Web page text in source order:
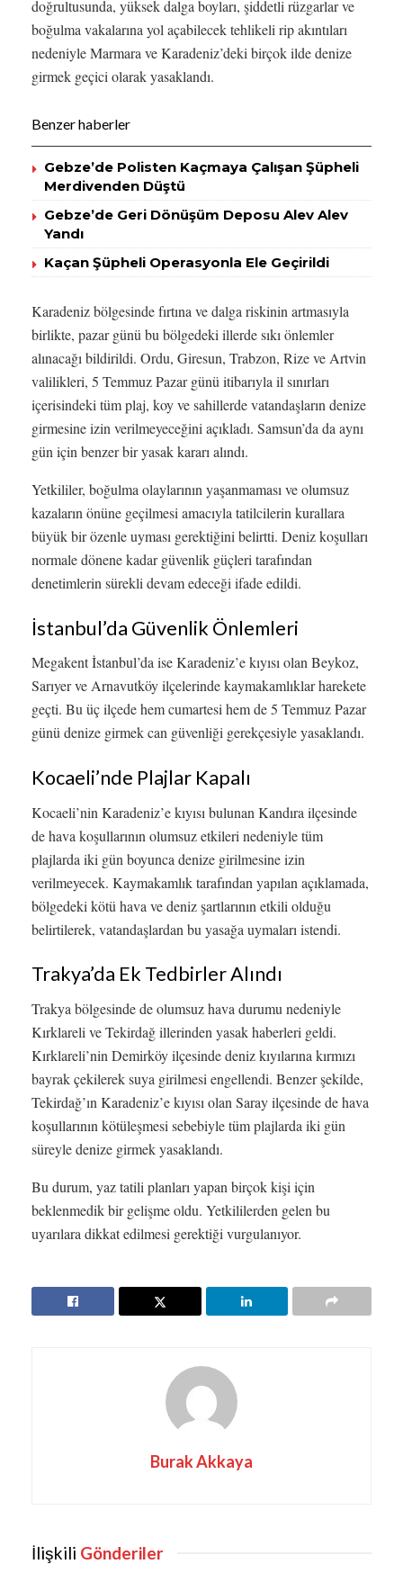
doğrultusunda, yüksek dalga boyları, şiddetli rüzgarlar ve
boğulma vakalarına yol açabilecek tehlikeli rip akıntıları
nedeniyle Marmara ve Karadeniz’deki birçok ilde denize
girmek geçici olarak yasaklandı.
Benzer haberler
Gebze’de Polisten Kaçmaya Çalışan Şüpheli
Merdivenden Düştü
Gebze’de Geri Dönüşüm Deposu Alev Alev
Yandı
Kaçan Şüpheli Operasyonla Ele Geçirildi
Karadeniz bölgesinde fırtına ve dalga riskinin artmasıyla
birlikte, pazar günü bu bölgedeki illerde sıkı önlemler
alınacağı bildirildi. Ordu, Giresun, Trabzon, Rize ve Artvin
valilikleri, 5 Temmuz Pazar günü itibarıyla il sınırları
içerisindeki tüm plaj, koy ve sahillerde vatandaşların denize
girmesine izin verilmeyeceğini açıkladı. Samsun’da da aynı
gün için benzer bir yasak kararı alındı.
Yetkililer, boğulma olaylarının yaşanmaması ve olumsuz
kazaların önüne geçilmesi amacıyla tatilcilerin kurallara
büyük bir özenle uyması gerektiğini belirtti. Deniz koşulları
normale dönene kadar güvenlik güçleri tarafından
denetimlerin sürekli devam edeceği ifade edildi.
İstanbul’da Güvenlik Önlemleri
Megakent İstanbul’da ise Karadeniz’e kıyısı olan Beykoz,
Sarıyer ve Arnavutköy ilçelerinde kaymakamlıklar harekete
geçti. Bu üç ilçede hem cumartesi hem de 5 Temmuz Pazar
günü denize girmek can güvenliği gerekçesiyle yasaklandı.
Kocaeli’nde Plajlar Kapalı
Kocaeli’nin Karadeniz’e kıyısı bulunan Kandıra ilçesinde
de hava koşullarının olumsuz etkileri nedeniyle tüm
plajlarda iki gün boyunca denize girilmesine izin
verilmeyecek. Kaymakamlık tarafından yapılan açıklamada,
bölgedeki kötü hava ve deniz şartlarının etkili olduğu
belirtilerek, vatandaşlardan bu yasağa uymaları istendi.
Trakya’da Ek Tedbirler Alındı
Trakya bölgesinde de olumsuz hava durumu nedeniyle
Kırklareli ve Tekirdağ illerinden yasak haberleri geldi.
Kırklareli’nin Demirköy ilçesinde deniz kıyılarına kırmızı
bayrak çekilerek suya girilmesi engellendi. Benzer şekilde,
Tekirdağ’ın Karadeniz’e kıyısı olan Saray ilçesinde de hava
koşullarının kötüleşmesi sebebiyle tüm plajlarda iki gün
süreyle denize girmek yasaklandı.
Bu durum, yaz tatili planları yapan birçok kişi için
beklenmedik bir gelişme oldu. Yetkililerden gelen bu
uyarılara dikkat edilmesi gerektiği vurgulanıyor.
Burak Akkaya
İlişkili Gönderiler